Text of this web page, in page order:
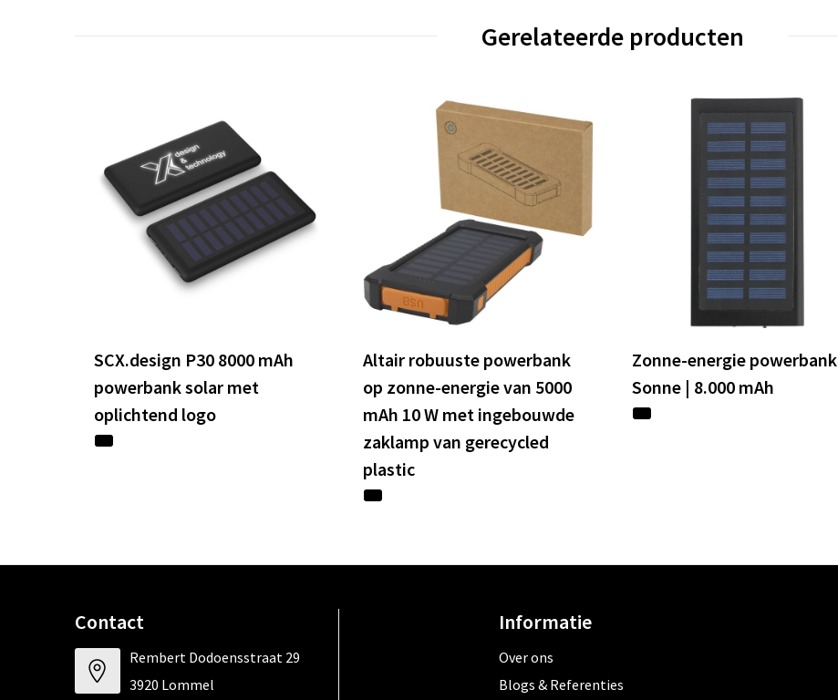
Gerelateerde producten
SCX.design P30 8000 mAh
powerbank solar met
oplichtend logo
Altair robuuste powerbank
op zonne-energie van 5000
mAh 10 W met ingebouwde
zaklamp van gerecycled
plastic
Zonne-energie powerbank
Sonne | 8.000 mAh
Contact
Rembert Dodoensstraat 29
3920 Lommel
Informatie
Over ons
Blogs & Referenties